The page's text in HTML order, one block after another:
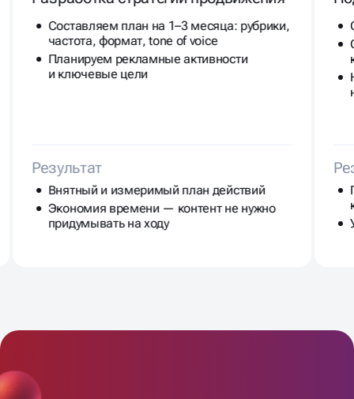
Составляем план на 1–3 месяца: рубрики,
частота, формат, tone of voice
Планируем рекламные активности
и ключевые цели
Результат
Внятный и измеримый план действий
Экономия времени — контент не нужно
придумывать на ходу